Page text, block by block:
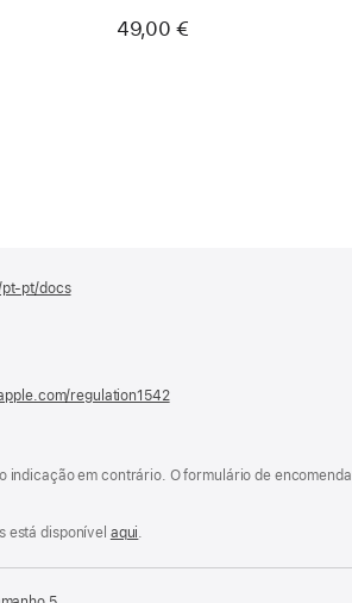
49,00 €
pt-pt/docs(abre
regulation1542(abre
indicação em contrário. O formulário de encomenda
está disponível aqui.